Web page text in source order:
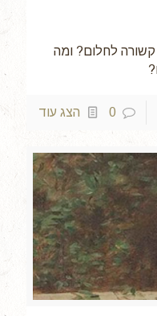
לחלום? ומה
0 הצג עוד